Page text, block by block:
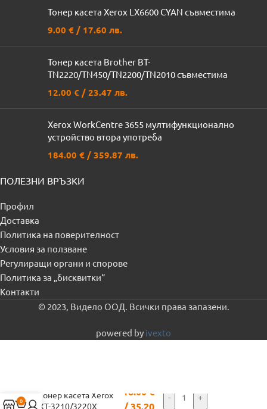
Тонер касета Xerox LX6600 CYAN съвместима
9.00 € / 17.60 лв.
Тонер касета Brother BT-
TN2220/TN450/TN2200/TN2010 съвместима
12.00 € / 23.47 лв.
Xerox WorkCentre 3655 мултифункционално
устройство втора употреба
184.00 € / 359.87 лв.
ПОЛЕЗНИ ВРЪЗКИ
Профил
Доставка
Политика на поверителност
Условия за ползване
Регулиращи органи и спорове
Политика за „бисквитки“
Контакти
© 2023, Видело ООД. Всички права запазени.
powered by ivexto
0
Тонер касета Xerox
XT-3210/3220X
18.00 €
/ 35.20
- +